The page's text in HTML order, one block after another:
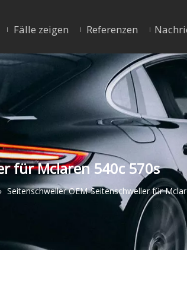
Fälle zeigen Referenzen
für Mclaren 540c 570s
Seitenschweller OEM-Seitenschweller für